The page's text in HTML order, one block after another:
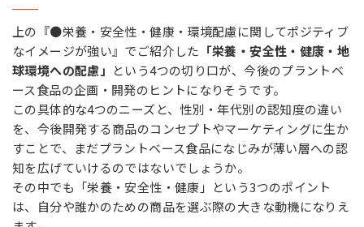
上の『●栄養・安全性・健康・環境配慮に関してポジティブ
なイメージが強い』でご紹介した 「栄養・安全性・健康・地
球環境への配慮」 という4つの切り口が、今後のプラントベ
ース食品の企画・開発のヒントになりそうです。
この具体的な4つのニーズと、性別・年代別の認知度の違い
を、今後開発する商品のコンセプトやマーケティングに生か
すことで、まだプラントベース食品になじみが薄い層への認
知を広げていけるのではないでしょうか。
その中でも「栄養・安全性・健康」という3つのポイント
は、自分や誰かのための商品を選ぶ際の大きな動機になりえ